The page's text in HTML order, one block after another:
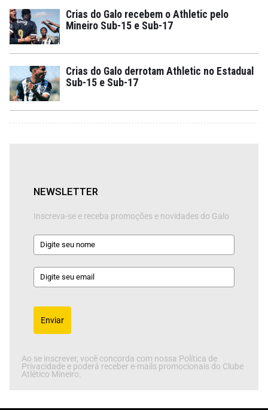
Crias do Galo recebem o Athletic pelo
Mineiro Sub-15 e Sub-17
Crias do Galo derrotam Athletic no Estadual
Sub-15 e Sub-17
NEWSLETTER
Inscreva-se e receba promoções e novidades do Galo
Enviar
Ao se inscrever, você concorda com nossa Política de
Privacidade e poderá receber e-mails promocionais do Clube
Atlético Mineiro.